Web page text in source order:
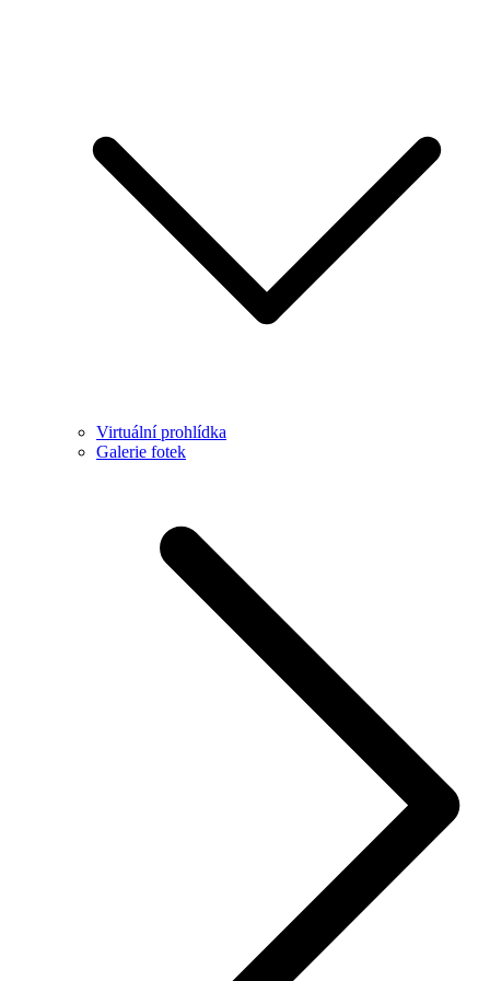
Virtuální prohlídka
Galerie fotek